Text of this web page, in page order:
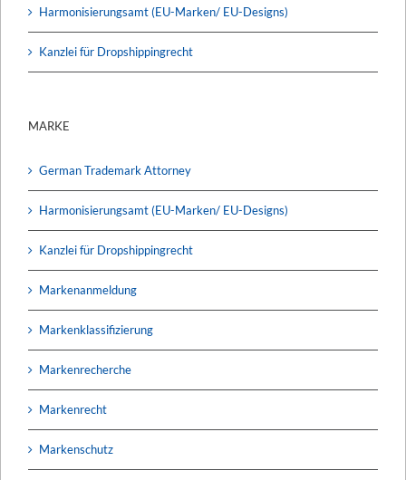
Harmonisierungsamt (EU-Marken/ EU-Designs)
Kanzlei für Dropshippingrecht
MARKE
German Trademark Attorney
Harmonisierungsamt (EU-Marken/ EU-Designs)
Kanzlei für Dropshippingrecht
Markenanmeldung
Markenklassifizierung
Markenrecherche
Markenrecht
Markenschutz